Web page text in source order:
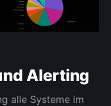
Alerting
alle Systeme im